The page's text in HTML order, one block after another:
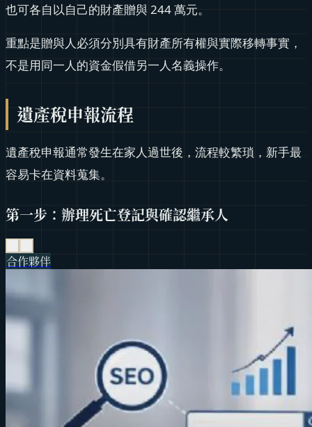
也可各自以自己的財產贈與 244 萬元。
重點是贈與人必須分別具有財產所有權與實際移轉事實，
不是用同一人的資金假借另一人名義操作。
遺產稅申報流程
遺產稅申報通常發生在家人過世後，流程較繁瑣，新手最
容易卡在資料蒐集。
第一步：辦理死亡登記與確認繼承人
合作夥伴